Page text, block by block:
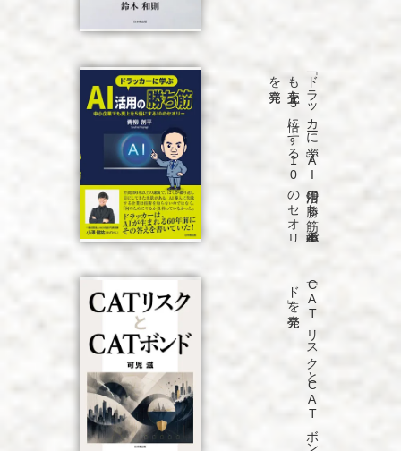
「ド
ラ
ッ
カ
ーに
学ぶ
A
I
活用の
勝ち
筋
中小企業で
も
売上を
5
倍に
す
る
1
0
の
セ
オ
リ
ー」
を
発売
「C
A
T
リ
ス
ク
と
C
A
T
ボ
ン
ド
」を
発売